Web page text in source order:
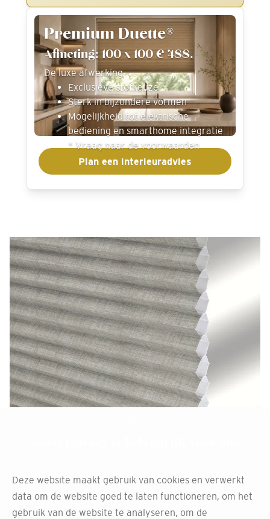
Premium Duette®
Afmeting: 100 x 100 € 488.-
De luxe afwerking
Exclusieve stofkeuze
Sterk in bijzondere vormen
Mogelijkheid tot elektrische
bediening en smarthome integratie
* Vraag naar de voorwaarden
Plan een interieuradvies
elektrische duette
raamdecoratie
Deze website maakt gebruik van cookies en verwerkt
data om de website goed te laten functioneren, om het
gebruik van de website te analyseren, om de